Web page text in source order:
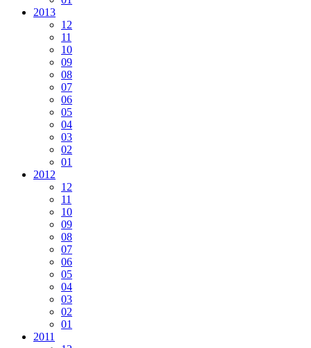
2013
12
11
10
09
08
07
06
05
04
03
02
01
2012
12
11
10
09
08
07
06
05
04
03
02
01
2011